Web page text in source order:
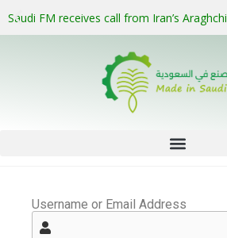
Saudi FM receives call from Iran’s Araghchi
Username or Email Address